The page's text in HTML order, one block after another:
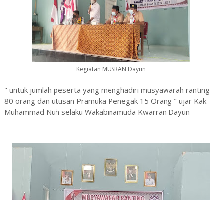
Kegiatan MUSRAN Dayun
" untuk jumlah peserta yang menghadiri musyawarah ranting
80 orang dan utusan Pramuka Penegak 15 Orang " ujar Kak
Muhammad Nuh selaku Wakabinamuda Kwarran Dayun